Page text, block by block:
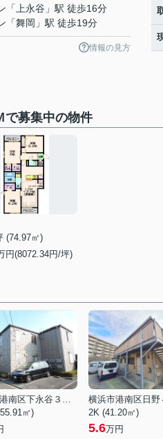
「 上永谷 」駅 徒歩16分
「舞岡 」駅 徒歩19分
情報の見方
募集中の物件
(74.97㎡)
円(8072.34円/坪)
横浜市港南区下永谷３丁目
㎡)
横浜市港南区日野
2K (41.20㎡)
5.6万円